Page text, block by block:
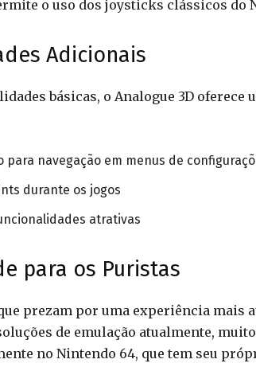
o uso dos joysticks clássicos do
Adicionais
básicas, o Analogue 3D
para navegação em menus de
durante os jogos
atrativas
para os Puristas
prezam por uma experiência mais
de emulação atualmente,
no Nintendo 64, que tem seu